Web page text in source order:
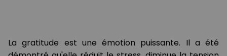
La gratitude est une émotion puissante. Il a été